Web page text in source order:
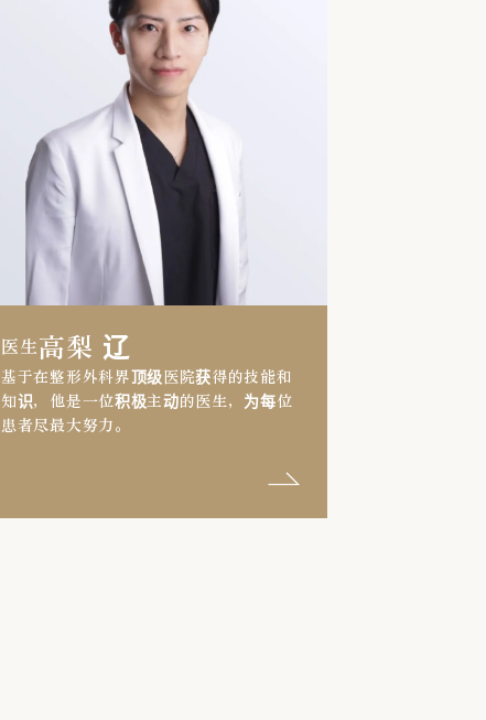
医生高梨 辽
基于在整形外科界顶级医院获得的技能和
知识，他是一位积极主动的医生，为每位
患者尽最大努力。